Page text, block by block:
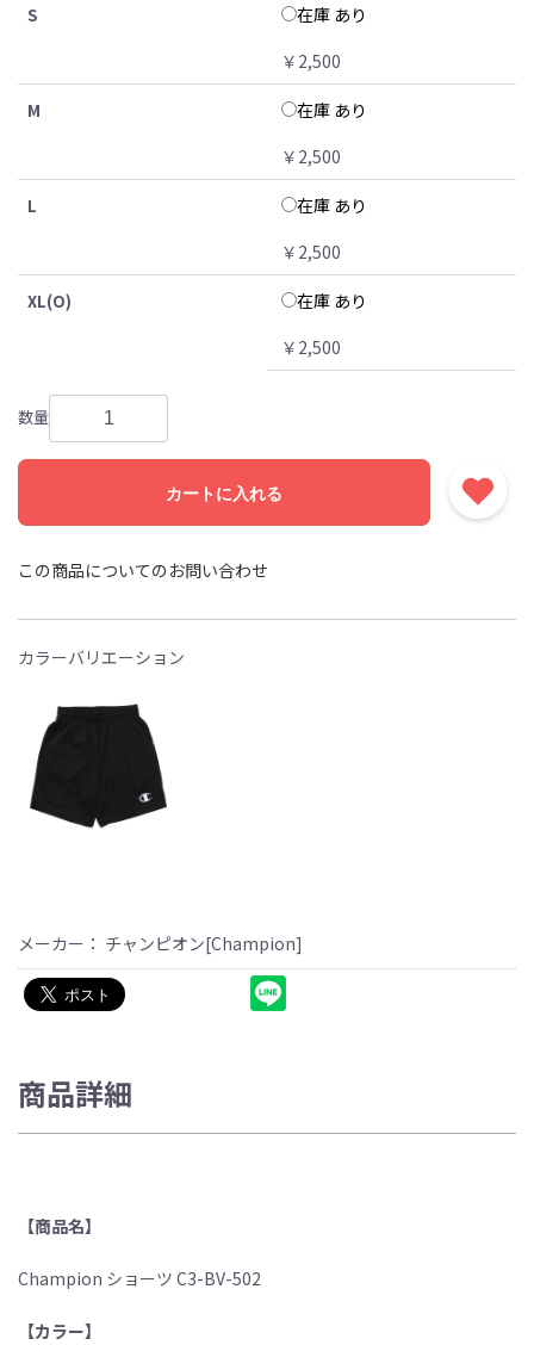
S
在庫 あり
￥2,500
M
在庫 あり
￥2,500
L
在庫 あり
￥2,500
XL(O)
在庫 あり
￥2,500
数量
カートに入れる
この商品についてのお問い合わせ
カラーバリエーション
メーカー： チャンピオン[Champion]
商品詳細
【商品名】
Champion ショーツ C3-BV-502
【カラー】